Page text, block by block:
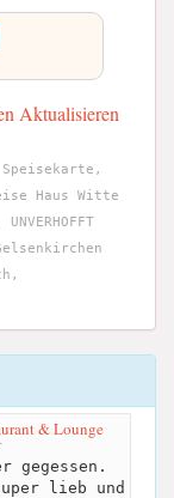
Aktualisieren
Speisekarte,
Haus Witte
& Lounge
gegessen.
lieb und